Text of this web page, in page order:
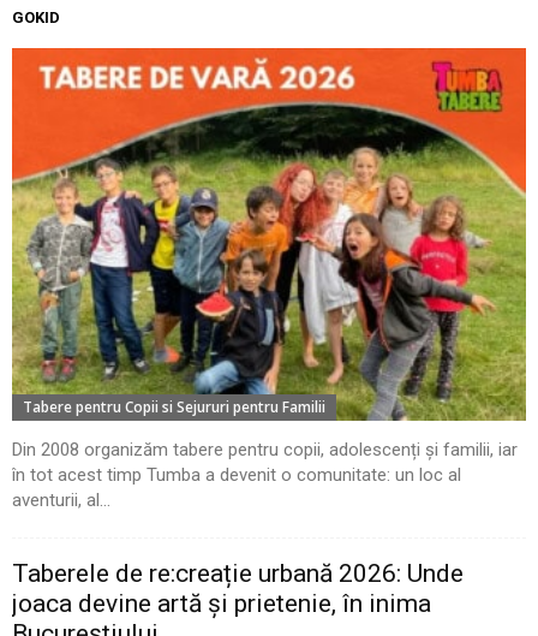
GOKID
Tabere pentru Copii si Sejururi pentru Familii
Din 2008 organizăm tabere pentru copii, adolescenți și familii, iar
în tot acest timp Tumba a devenit o comunitate: un loc al
aventurii, al...
Taberele de re:creație urbană 2026: Unde
joaca devine artă și prietenie, în inima